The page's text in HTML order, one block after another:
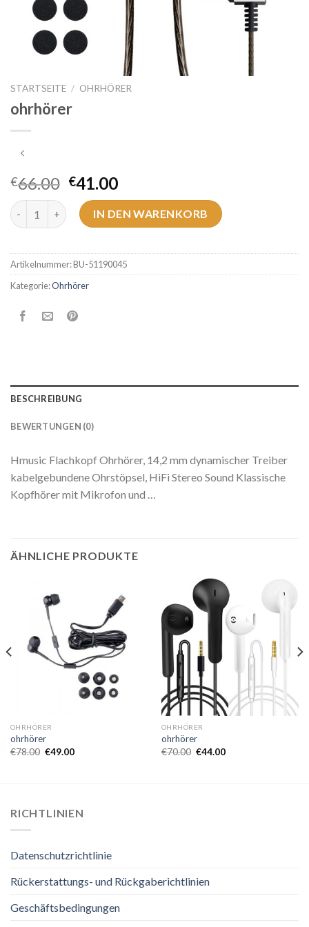
STARTSEITE / OHRHÖRER
ohrhörer
€66.00 €41.00
ohrhörer Menge IN DEN WARENKORB
Artikelnummer:BU-51190045
Kategorie:Ohrhörer
BESCHREIBUNG
BEWERTUNGEN (0)
Hmusic Flachkopf Ohrhörer, 14,2 mm dynamischer Treiber
kabelgebundene Ohrstöpsel, HiFi Stereo Sound Klassische
Kopfhörer mit Mikrofon und …
ÄHNLICHE PRODUKTE
OHRHÖRER
ohrhörer
€78.00 €49.00
OHRHÖRER
ohrhörer
€70.00 €44.00
RICHTLINIEN
Datenschutzrichtlinie
Rückerstattungs- und Rückgaberichtlinien
Geschäftsbedingungen